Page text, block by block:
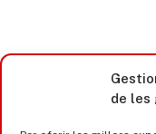
de les